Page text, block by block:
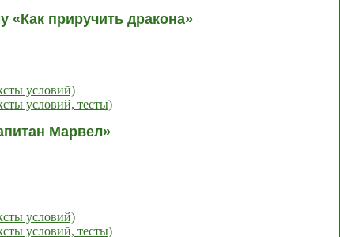
«Как приручить дракона»
условий)
условий, тесты)
Марвел»
условий)
условий, тесты)